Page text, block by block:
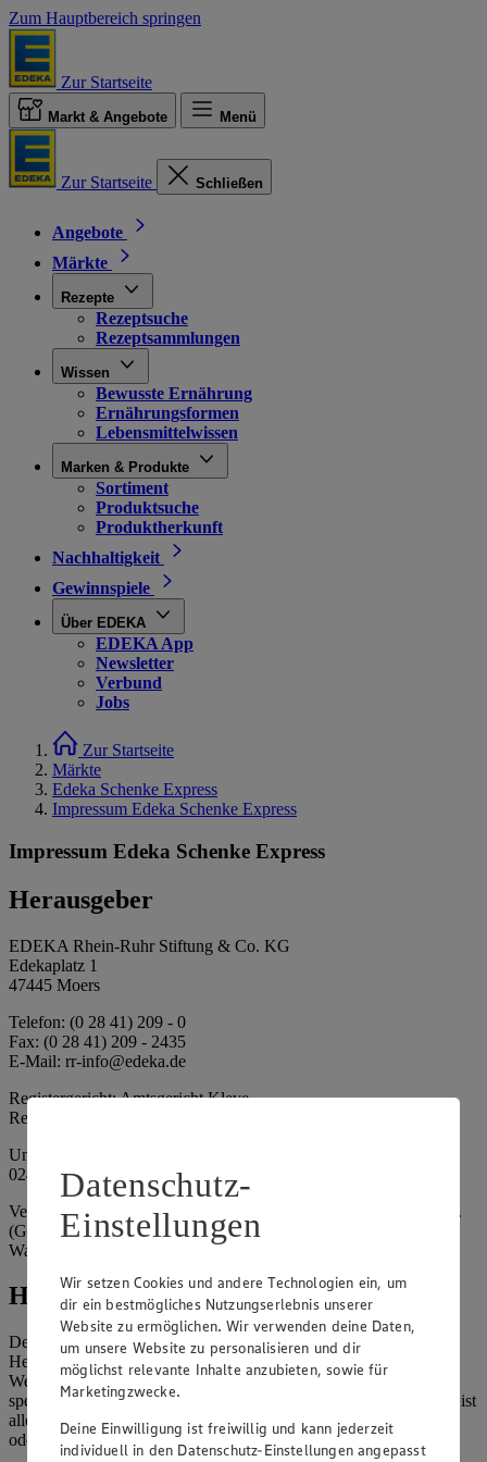
Zum Hauptbereich springen
Zur Startseite
Markt & Angebote Menü
Zur Startseite Schließen
Angebote
Märkte
Rezepte
Rezeptsuche
Rezeptsammlungen
Wissen
Bewusste Ernährung
Ernährungsformen
Lebensmittelwissen
Marken & Produkte
Sortiment
Produktsuche
Produktherkunft
Nachhaltigkeit
Gewinnspiele
Über EDEKA
EDEKA App
Newsletter
Verbund
Jobs
Zur Startseite
Märkte
Edeka Schenke Express
Impressum Edeka Schenke Express
Impressum Edeka Schenke Express
Herausgeber
EDEKA Rhein-Ruhr Stiftung & Co. KG
Edekaplatz 1
47445 Moers
Telefon: (0 28 41) 209 - 0
Fax: (0 28 41) 209 - 2435
E-Mail: rr-info@edeka.de
Registergericht: Amtsgericht Kleve
Registernummer: HRA 5133
Umsatzsteuer-Identifikationsnummer gem. § 27a UStG: DE 335
024 695
Vertretungsberechtigte: EDEKA Rhein-Ruhr Handelsstiftung e.K.
(Gesellschafterin), Dirk Neuhaus (Vorstandsmitglied), Peter
Wagener (Vorstandsmitglied)
Hinweise
Der Inhalt dieser Website ist urheberrechtlich geschützt. Der
Herausgeber gewährt Ihnen jedoch das Recht, den auf dieser
Website bereitgestellten Text ganz oder ausschnittsweise zu
speichern und zu vervielfältigen. Aus Gründen des Urheberrechts ist
allerdings die Speicherung und Vervielfältigung von Bildmaterial
oder Grafiken aus dieser Website nicht gestattet.
Datenschutz-
Einstellungen
Wir setzen Cookies und andere Technologien ein, um
dir ein bestmögliches Nutzungserlebnis unserer
Website zu ermöglichen. Wir verwenden deine Daten,
um unsere Website zu personalisieren und dir
möglichst relevante Inhalte anzubieten, sowie für
Marketingzwecke.
Deine Einwilligung ist freiwillig und kann jederzeit
individuell in den Datenschutz-Einstellungen angepasst